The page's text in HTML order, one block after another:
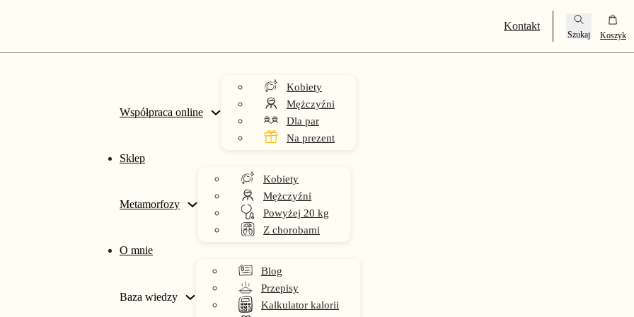
Kontakt
Współpraca online
Kobiety
Mężczyźni
Dla par
Na prezent
Sklep
Metamorfozy
Kobiety
Mężczyźni
Powyżej 20 kg
Z chorobami
O mnie
Baza wiedzy
Blog
Przepisy
Kalkulator kalorii
dieta Biedronka